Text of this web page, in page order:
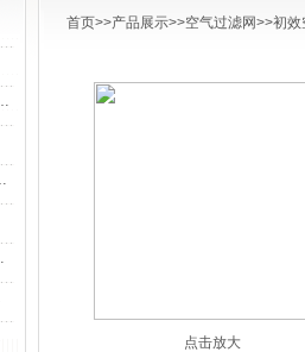
首页>>产品展示>>空气过滤网>>初效
点击放大